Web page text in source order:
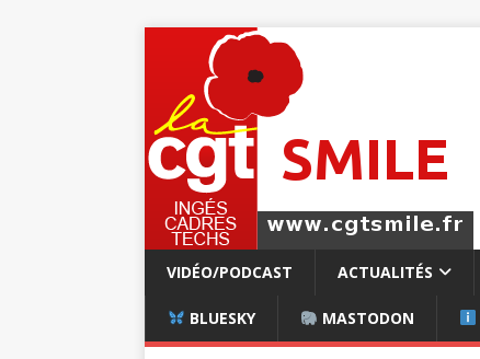
VIDÉO/PODCAST ACTUALITÉS
BLUESKY MASTODON